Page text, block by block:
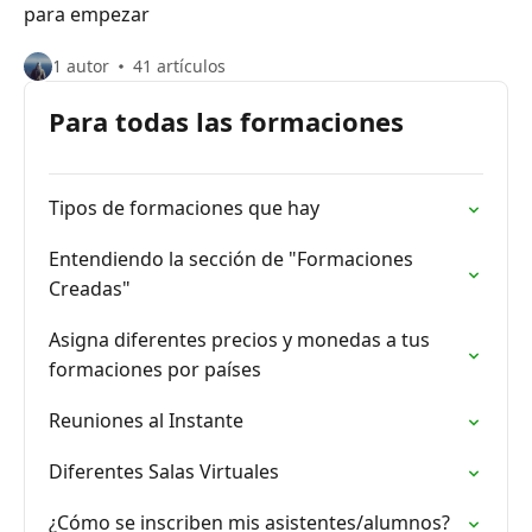
para empezar
1 autor 41 artículos
Para todas las formaciones
Tipos de formaciones que hay
Entendiendo la sección de "Formaciones
Creadas"
Asigna diferentes precios y monedas a tus
formaciones por países
Reuniones al Instante
Diferentes Salas Virtuales
¿Cómo se inscriben mis asistentes/alumnos?